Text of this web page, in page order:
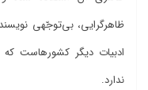
ظاهرگرایی، بیتوجّهی
ادبیات دیگر کشورهاست
ندارد.